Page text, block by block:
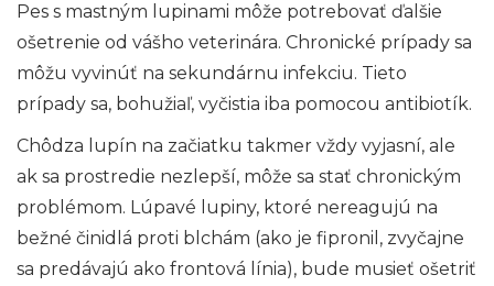
Pes s mastným lupinami môže potrebovať ďalšie
ošetrenie od vášho veterinára. Chronické prípady sa
môžu vyvinúť na sekundárnu infekciu. Tieto
prípady sa, bohužiaľ, vyčistia iba pomocou antibiotík.
Chôdza lupín na začiatku takmer vždy vyjasní, ale
ak sa prostredie nezlepší, môže sa stať chronickým
problémom. Lúpavé lupiny, ktoré nereagujú na
bežné činidlá proti blchám (ako je fipronil, zvyčajne
sa predávajú ako frontová línia), bude musieť ošetriť